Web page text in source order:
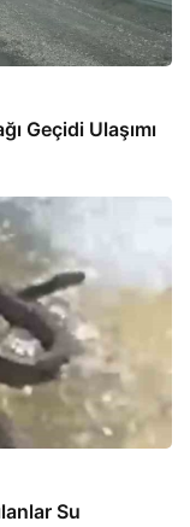
Geçidi Ulaşımı
Su